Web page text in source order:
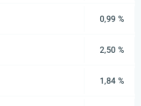
0,99 %
2,50 %
1,84 %